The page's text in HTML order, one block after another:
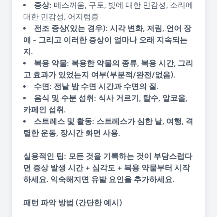
증상: 메스꺼움, 구토, 빛에 대한 민감성, 소리에
대한 민감성, 어지럼증
전조 증상(있는 경우): 시각 변화, 저림, 언어 장
애 - 그리고 이러한 증상이 얼마나 오래 지속되는
지.
복용 약물: 복용한 약물의 종류, 복용 시간, 그리
고 효과가 있었는지 여부(부분적/완전/없음).
수면: 전날 밤 수면 시간과 수면의 질.
음식 및 수분 섭취: 식사 거르기, 탈수, 알코올,
카페인 섭취.
스트레스 및 활동: 스트레스가 심한 날, 여행, 격
렬한 운동, 장시간 화면 사용.
실용적인 팁: 모든 것을 기록하는 것이 부담스럽다
면 증상 발생 시간 + 심각도 + 복용 약물부터 시작
하세요. 익숙해지면 유발 요인을 추가하세요.
패턴 파악 방법 (간단한 예시)